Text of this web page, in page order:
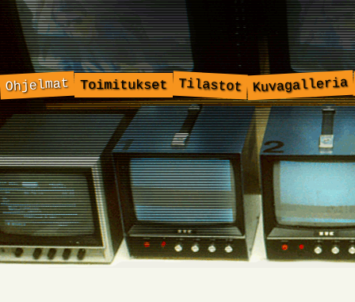
Ohjelmat Toimitukset Tilastot Kuvagalleria